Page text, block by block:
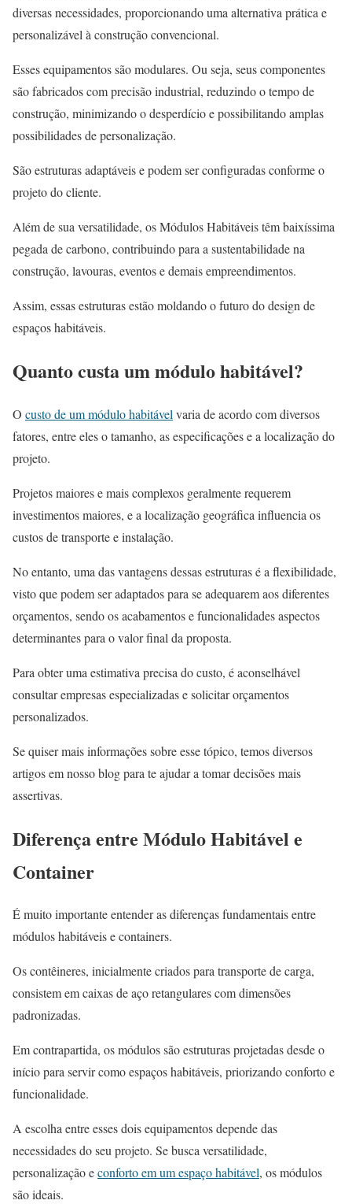
diversas necessidades, proporcionando uma alternativa prática e
personalizável à construção convencional.
Esses equipamentos são modulares. Ou seja, seus componentes
são fabricados com precisão industrial, reduzindo o tempo de
construção, minimizando o desperdício e possibilitando amplas
possibilidades de personalização.
São estruturas adaptáveis e podem ser configuradas conforme o
projeto do cliente.
Além de sua versatilidade, os Módulos Habitáveis têm baixíssima
pegada de carbono, contribuindo para a sustentabilidade na
construção, lavouras, eventos e demais empreendimentos.
Assim, essas estruturas estão moldando o futuro do design de
espaços habitáveis.
Quanto custa um módulo habitável?
O custo de um módulo habitável varia de acordo com diversos
fatores, entre eles o tamanho, as especificações e a localização do
projeto.
Projetos maiores e mais complexos geralmente requerem
investimentos maiores, e a localização geográfica influencia os
custos de transporte e instalação.
No entanto, uma das vantagens dessas estruturas é a flexibilidade,
visto que podem ser adaptados para se adequarem aos diferentes
orçamentos, sendo os acabamentos e funcionalidades aspectos
determinantes para o valor final da proposta.
Para obter uma estimativa precisa do custo, é aconselhável
consultar empresas especializadas e solicitar orçamentos
personalizados.
Se quiser mais informações sobre esse tópico, temos diversos
artigos em nosso blog para te ajudar a tomar decisões mais
assertivas.
Diferença entre Módulo Habitável e
Container
É muito importante entender as diferenças fundamentais entre
módulos habitáveis e containers.
Os contêineres, inicialmente criados para transporte de carga,
consistem em caixas de aço retangulares com dimensões
padronizadas.
Em contrapartida, os módulos são estruturas projetadas desde o
início para servir como espaços habitáveis, priorizando conforto e
funcionalidade.
A escolha entre esses dois equipamentos depende das
necessidades do seu projeto. Se busca versatilidade,
personalização econforto em um espaço habitável, os módulos
são ideais.